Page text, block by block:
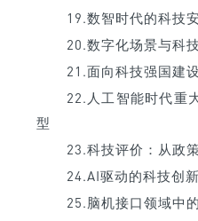
19.数智时代的科技
20.数字化场景与科
21.面向科技强国建
22.人工智能时代重
型
23.科技评价：从政
24.AI驱动的科技创
25.脑机接口领域中